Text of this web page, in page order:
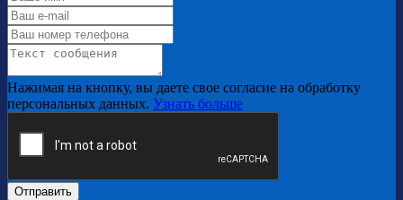
Нажимая на кнопку, вы даете свое согласие на обработку
персональных данных. Узнать больше
Отправить